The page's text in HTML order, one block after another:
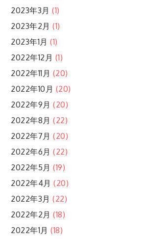
2023年3月 (1)
2023年2月 (1)
2023年1月 (1)
2022年12月 (1)
2022年11月 (20)
2022年10月 (20)
2022年9月 (20)
2022年8月 (22)
2022年7月 (20)
2022年6月 (22)
2022年5月 (19)
2022年4月 (20)
2022年3月 (22)
2022年2月 (18)
2022年1月 (18)